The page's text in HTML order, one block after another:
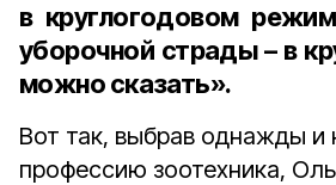
в круглогодовом
уборочной страды – в
можно сказать».
Вот так, выбрав однажды и
профессию зоотехника,